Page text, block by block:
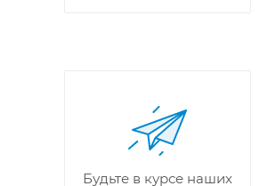
Будьте в курсе наших